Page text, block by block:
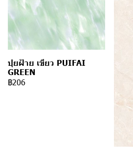
ปุยฝ้าย เขียว PUIFAI
GREEN
฿206